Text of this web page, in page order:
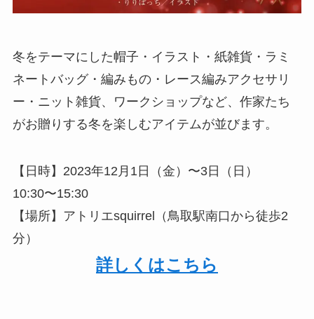
冬をテーマにした帽子・イラスト・紙雑貨・ラミ
ネートバッグ・編みもの・レース編みアクセサリ
ー・ニット雑貨、ワークショップなど、作家たち
がお贈りする冬を楽しむアイテムが並びます。
【日時】2023年12月1日（金）〜3日（日）
10:30〜15:30
【場所】アトリエsquirrel（鳥取駅南口から徒歩2
分）
詳しくはこちら